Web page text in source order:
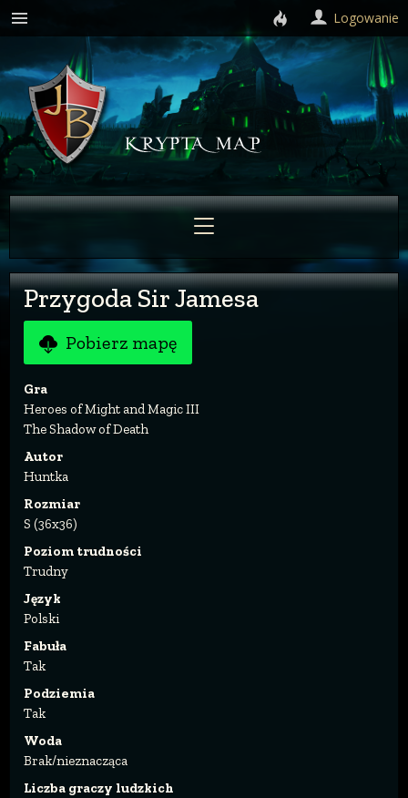
Przygoda Sir Jamesa
Pobierz mapę
Gra
Heroes of Might and Magic III
The Shadow of Death
Autor
Huntka
Rozmiar
S (36x36)
Poziom trudności
Trudny
Język
Polski
Fabuła
Tak
Podziemia
Tak
Woda
Brak/nieznacząca
Liczba graczy ludzkich
Logowanie